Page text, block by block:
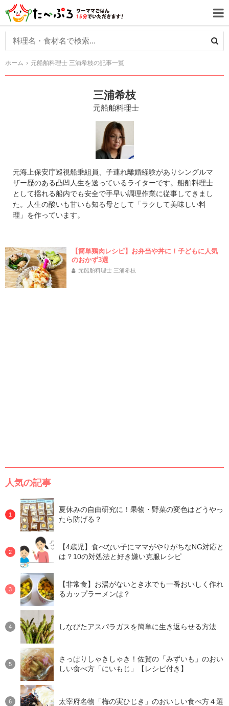
ホーム 元船舶料理士 三浦希枝の記事一覧
三浦希枝
元船舶料理士
元海上保安庁巡視船乗組員、子連れ離婚経験がありシングルマ
ザー歴のある凸凹人生を送っているライターです。船舶料理士
として揺れる船内でも安全で手早い調理作業に従事してきまし
た。人生の酸いも甘いも知る母として「ラクして美味しい料
理」を作っています。
【簡単鶏肉レシピ】お弁当や丼に！子どもに人気
のおかず3選
元船舶料理士 三浦希枝
人気の記事
夏休みの自由研究に！果物・野菜の変色はどうやっ
たら防げる？
【4歳児】食べない子にママがやりがちなNG対応と
は？10の対処法と好き嫌い克服レシピ
【非常食】お湯がないとき水でも一番おいしく作れ
るカップラーメンは？
しなびたアスパラガスを簡単に生き返らせる方法
さっぱりしゃきしゃき！佐賀の「みずいも」のおい
しい食べ方「にいもじ」【レシピ付き】
太宰府名物「梅の実ひじき」のおいしい食べ方４選